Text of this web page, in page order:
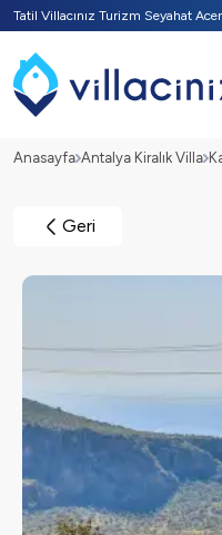
Tatil Villacınız Turizm Seyahat
Anasayfa Antalya Kiralık Villa
Geri